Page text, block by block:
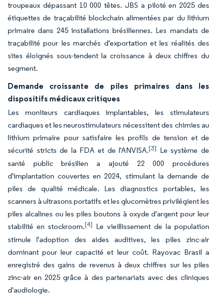
troupeaux dépassant 10 000 têtes. JBS a piloté en 2025 des
étiquettes de traçabilité blockchain alimentées par du lithium
primaire dans 245 installations brésiliennes. Les mandats de
traçabilité pour les marchés d'exportation et les réalités des
sites éloignés sous-tendent la croissance à deux chiffres du
segment.
Demande croissante de piles primaires dans les
dispositifs médicaux critiques
Les moniteurs cardiaques implantables, les stimulateurs
cardiaques et les neurostimulateurs nécessitent des chimies au
lithium primaire pour satisfaire les profils de tension et de
sécurité stricts de la FDA et de l'ANVISA.[3] Le système de
santé public brésilien a ajouté 22 000 procédures
d'implantation couvertes en 2024, stimulant la demande de
piles de qualité médicale. Les diagnostics portables, les
scanners à ultrasons portatifs et les glucomètres privilégient les
piles alcalines ou les piles boutons à oxyde d'argent pour leur
stabilité en stockroom.[4] Le vieillissement de la population
stimule l'adoption des aides auditives, les piles zinc-air
dominant pour leur capacité et leur coût. Rayovac Brasil a
enregistré des gains de revenus à deux chiffres sur les piles
zinc-air en 2025 grâce à des partenariats avec des cliniques
d'audiologie.